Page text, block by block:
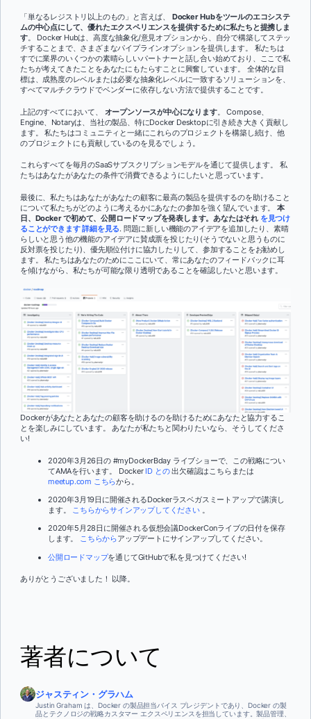
「単なるレジストリ以上のもの」と言えば、 Docker Hubをツールのエコシステ
ムの中心点にして、優れたエクスペリエンスを提供するために私たちと提携しま
す。 Docker Hubは、高度な抽象化/意見オプションから、自分で構築してステッ
チすることまで、さまざまなパイプラインオプションを提供します。 私たちは
すでに業界のいくつかの素晴らしいパートナーと話し合い始めており、ここで私
たちが考えてきたことをあなたにもたらすことに興奮しています。 全体的な目
標は、成熟度のレベルまたは必要な抽象化レベルに一致するソリューションを、
すべてマルチクラウドでベンダーに依存しない方法で提供することです。
上記のすべてにおいて、 オープンソースが中心になります。 Compose、
Engine、Notaryは、当社の製品、特にDocker Desktopに引き続き大きく貢献し
ます。 私たちはコミュニティと一緒にこれらのプロジェクトを構築し続け、他
のプロジェクトにも貢献しているのを見るでしょう。
これらすべてを毎月のSaaSサブスクリプションモデルを通じて提供します。 私
たちはあなたがあなたの条件で消費できるようにしたいと思っています。
最後に、私たちはあなたがあなたの顧客に最高の製品を提供するのを助けること
について私たちがどのように考えるかにあなたの参加を強く望んでいます。 本
日、Docker で初めて、公開ロードマップを発表します。あなたはそれ を見つけ
ることができます 詳細を見る. 問題に新しい機能のアイデアを追加したり、素晴
らしいと思う他の機能のアイデアに賛成票を投じたり(そうでないと思うものに
反対票を投じたり)、優先順位付けに協力したりして、参加することをお勧めし
ます。 私たちはあなたのためにここにいて、常にあなたのフィードバックに耳
を傾けながら、私たちが可能な限り透明であることを確認したいと思います。
Dockerがあなたとあなたの顧客を助けるのを助けるためにあなたと協力するこ
とを楽しみにしています。 あなたが私たちと関わりたいなら、そうしてくださ
い!
2020年3月26日の #myDockerBday ライブショーで、この戦略につい
てAMAを行います。 Docker ID との出欠確認はこちらまたは
meetup.com こちらから。
2020年3月19日に開催されるDockerラスベガスミートアップで講演し
ます。 こちらからサインアップしてください。
2020年5月28日に開催される仮想会議DockerConライブの日付を保存
します。 こちらからアップデートにサインアップしてください。
公開ロードマップを通じてGitHubで私を見つけてください!
ありがとうございました！ 以降。
著者について
ジャスティン・グラハム
Justin Graham は、Docker の製品担当バイス プレジデントであり、Docker の製
品とテクノロジの戦略カスタマー エクスペリエンスを担当しています。製品管理、